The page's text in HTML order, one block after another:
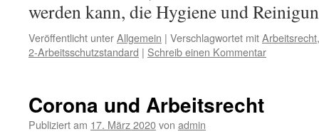
werden kann, die Hygiene und
Veröffentlicht unterAllgemein | Verschlagwortet mitArbeitsrecht
2-Arbeitsschutzstandard | Schreib einen Kommentar
Corona und Arbeitsrecht
Publiziert am 17. März 2020von admin